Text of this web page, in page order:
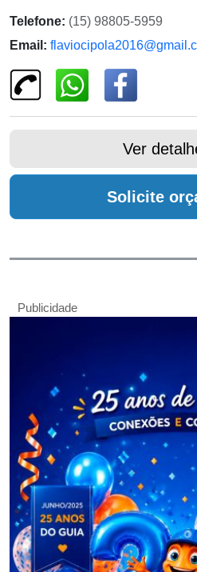
Telefone: (15) 98805-5959
Email:
Ver
Solicite
Publicidade